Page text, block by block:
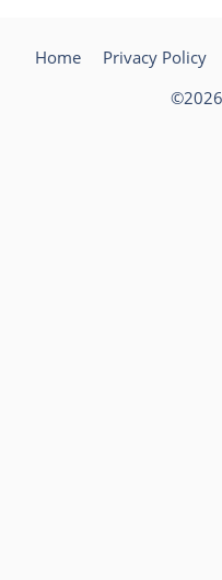
Home Privacy Policy